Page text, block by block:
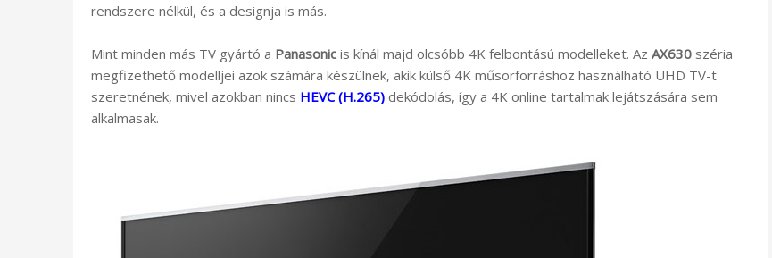
rendszere nélkül, és a designja is más.
Mint minden más TV gyártó a Panasonic is kínál majd olcsóbb 4K felbontású modelleket. Az AX630 széria
megfizethető modelljei azok számára készülnek, akik külső 4K műsorforráshoz használható UHD TV-t
szeretnének, mivel azokban nincs HEVC (H.265) dekódolás, így a 4K online tartalmak lejátszására sem
alkalmasak.